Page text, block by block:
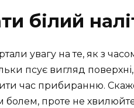
білий
увагу на те, як з
псує вигляд
час прибиранню.
болем, проте не